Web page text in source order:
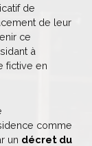
de
de leur
ce
à
fictive en
comme
un décret du